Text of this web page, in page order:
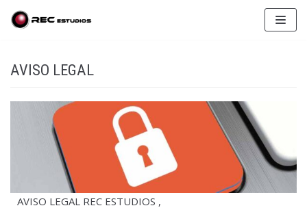
Saltar
al
AVISO LEGAL
AVISO LEGAL REC ESTUDIOS ,